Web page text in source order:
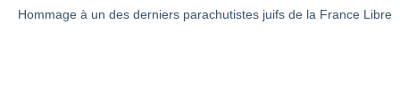
Hommage à un des derniers parachutistes juifs de la France Libre